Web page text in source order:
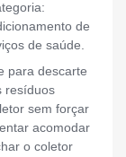
de
de saúde.
para descarte
resíduos
sem forçar
acomodar
o coletor